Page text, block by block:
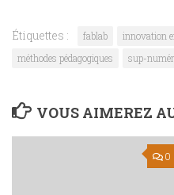
Étiquettes : fablab innovation
méthodes pédagogiques
sup-
VOUS AIMEREZ
0